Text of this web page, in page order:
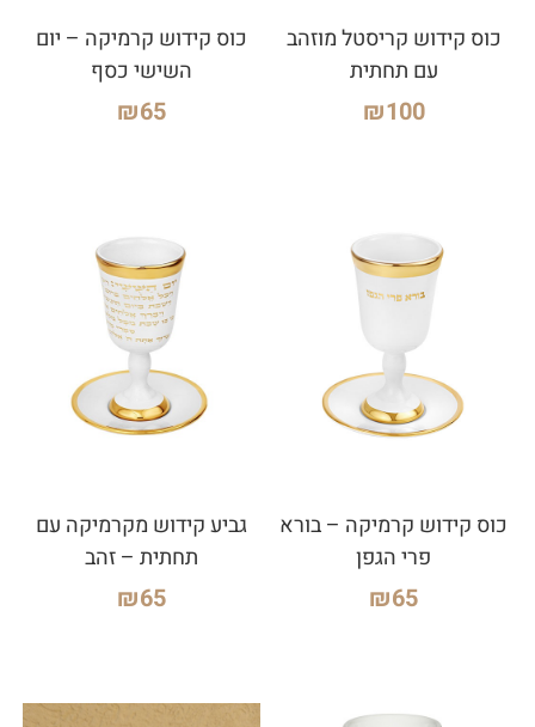
כוס קידוש קריסטל מוזהב
עם תחתית
₪100
כוס קידוש קרמיקה – יום
השישי כסף
₪65
כוס קידוש קרמיקה – בורא
פרי הגפן
₪65
גביע קידוש מקרמיקה עם
תחתית – זהב
₪65